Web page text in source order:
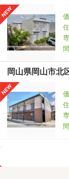
岡山県岡山市北